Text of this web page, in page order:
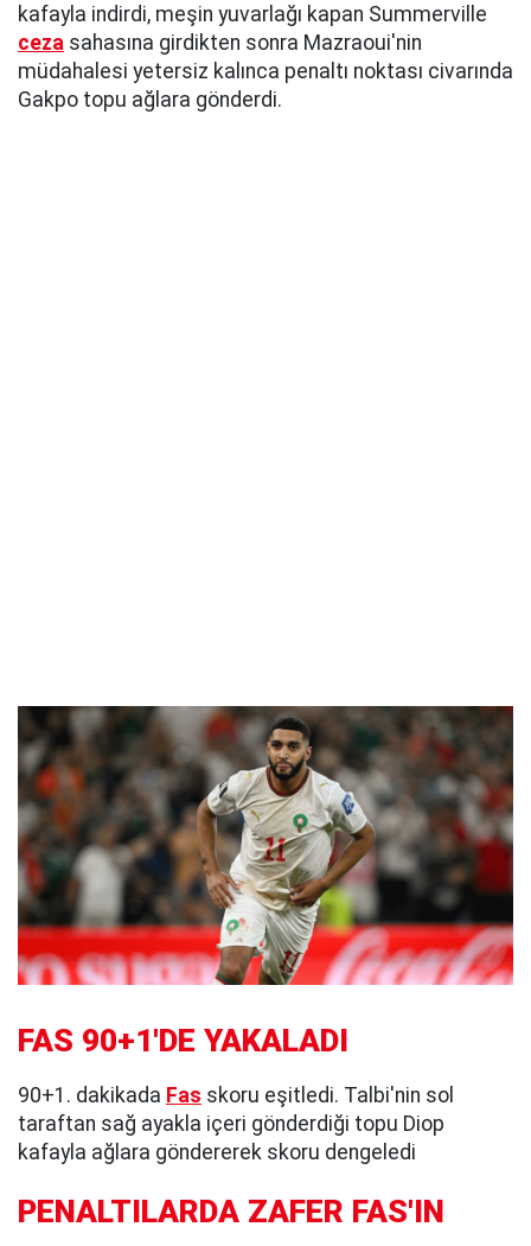
kafayla indirdi, meşin yuvarlağı kapan Summerville
ceza sahasına girdikten sonra Mazraoui'nin
müdahalesi yetersiz kalınca penaltı noktası civarında
Gakpo topu ağlara gönderdi.
FAS 90+1'DE YAKALADI
90+1. dakikada Fas skoru eşitledi. Talbi'nin sol
taraftan sağ ayakla içeri gönderdiği topu Diop
kafayla ağlara göndererek skoru dengeledi
PENALTILARDA ZAFER FAS'IN